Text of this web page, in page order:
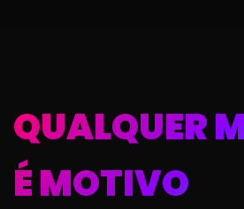
QUALQUER
É MOTIVO